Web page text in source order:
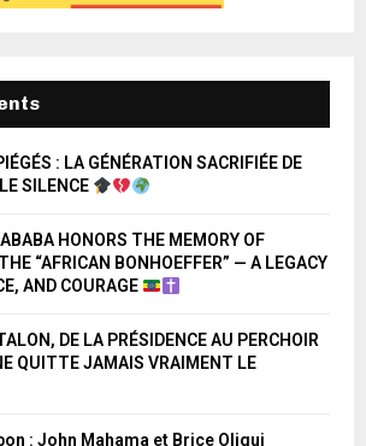
: LA GÉNÉRATION SACRIFIÉE DE
SILENCE
HONORS THE MEMORY OF
“AFRICAN BONHOEFFER” — A LEGACY
AND COURAGE
DE LA PRÉSIDENCE AU PERCHOIR
QUITTE JAMAIS VRAIMENT LE
: John Mahama et Brice Oligui